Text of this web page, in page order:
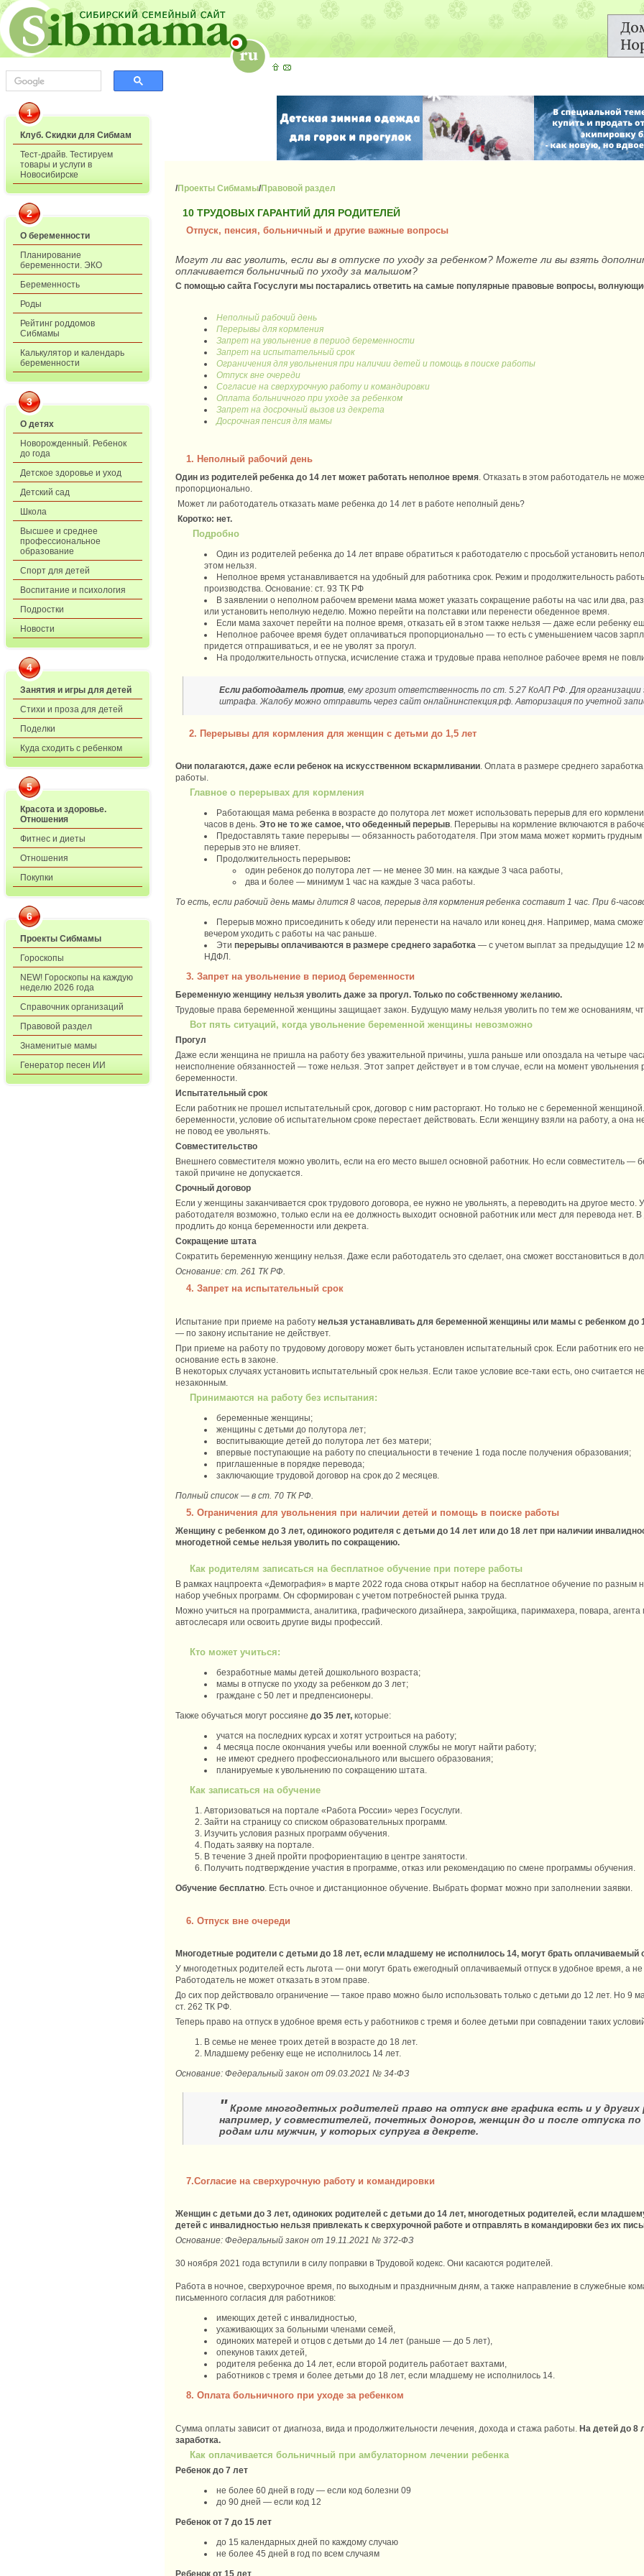
1
Клуб. Скидки для Сибмам
Тест-драйв. Тестируем
товары и услуги в
Новосибирске
2
О беременности
Планирование
беременности. ЭКО
Беременность
Роды
Рейтинг роддомов
Сибмамы
Калькулятор и календарь
беременности
3
О детях
Новорожденный. Ребенок
до года
Детское здоровье и уход
Детский сад
Школа
Высшее и среднее
профессиональное
образование
Спорт для детей
Воспитание и психология
Подростки
Новости
4
Занятия и игры для детей
Стихи и проза для детей
Поделки
Куда сходить с ребенком
5
Красота и здоровье.
Отношения
Фитнес и диеты
Отношения
Покупки
6
Проекты Сибмамы
Гороскопы
NEW! Гороскопы на каждую
неделю 2026 года
Справочник организаций
Правовой раздел
Знаменитые мамы
Генератор песен ИИ
/Проекты Сибмамы/Правовой раздел
10 ТРУДОВЫХ ГАРАНТИЙ ДЛЯ РОДИТЕЛЕЙ
Отпуск, пенсия, больничный и другие важные вопросы
Могут ли вас уволить, если вы в отпуске по уходу за ребенком? Можете ли вы взять
оплачивается больничный по уходу за малышом?
С помощью сайта Госуслуги мы постарались ответить на самые популярные правовые вопросы,
Неполный рабочий день
Перерывы для кормления
Запрет на увольнение в период беременности
Запрет на испытательный срок
Ограничения для увольнения при наличии детей и помощь в поиске работы
Отпуск вне очереди
Согласие на сверхурочную работу и командировки
Оплата больничного при уходе за ребенком
Запрет на досрочный вызов из декрета
Досрочная пенсия для мамы
1. Неполный рабочий день
Один из родителей ребенка до 14 лет может работать неполное время . Отказать в этом работодатель не
пропорционально.
Может ли работодатель отказать маме ребенка до 14 лет в работе неполный день?
Коротко: нет.
Подробно
Один из родителей ребенка до 14 лет вправе обратиться к работодателю с просьбой установить
этом нельзя.
Неполное время устанавливается на удобный для работника срок. Режим и продолжительность
производства. Основание: ст. 93 ТК РФ
В заявлении о неполном рабочем времени мама может указать сокращение работы на час или два,
или установить неполную неделю. Можно перейти на полставки или перенести обеденное время.
Если мама захочет перейти на полное время, отказать ей в этом также нельзя — даже если
Неполное рабочее время будет оплачиваться пропорционально — то есть с уменьшением часов
придется отпрашиваться, и ее не уволят за прогул.
На продолжительность отпуска, исчисление стажа и трудовые права неполное рабочее время не
Если работодатель против , ему грозит ответственность по ст. 5.27 КоАП РФ. Для
штрафа. Жалобу можно отправить через сайт онлайнинспекция.рф. Авторизация по учетной
2. Перерывы для кормления для женщин с детьми до 1,5 лет
Они полагаются, даже если ребенок на искусственном вскармливании. Оплата в размере среднего
работы.
Главное о перерывах для кормления
Работающая мама ребенка в возрасте до полутора лет может использовать перерыв для его
часов в день. Это не то же самое, что обеденный перерыв. Перерывы на кормление включаются в
Предоставлять такие перерывы — обязанность работодателя. При этом мама может кормить
перерыв это не влияет.
Продолжительность перерывов:
один ребенок до полутора лет — не менее 30 мин. на каждые 3 часа работы,
два и более — минимум 1 час на каждые 3 часа работы.
То есть, если рабочий день мамы длится 8 часов, перерыв для кормления ребенка составит 1 час. При 6-
Перерыв можно присоединить к обеду или перенести на начало или конец дня. Например, мама
вечером уходить с работы на час раньше.
Эти перерывы оплачиваются в размере среднего заработка — с учетом выплат за предыдущие 12
НДФЛ.
3. Запрет на увольнение в период беременности
Беременную женщину нельзя уволить даже за прогул. Только по собственному желанию.
Трудовые права беременной женщины защищает закон. Будущую маму нельзя уволить по тем же основаниям,
Вот пять ситуаций, когда увольнение беременной женщины невозможно
Прогул
Даже если женщина не пришла на работу без уважительной причины, ушла раньше или опоздала на четыре
неисполнение обязанностей — тоже нельзя. Этот запрет действует и в том случае, если на момент увольнения
беременности.
Испытательный срок
Если работник не прошел испытательный срок, договор с ним расторгают. Но только не с беременной женщиной.
беременности, условие об испытательном сроке перестает действовать. Если женщину взяли на работу, а она
не повод ее увольнять.
Совместительство
Внешнего совместителя можно уволить, если на его место вышел основной работник. Но если совместитель —
такой причине не допускается.
Срочный договор
Если у женщины заканчивается срок трудового договора, ее нужно не увольнять, а переводить на другое место.
работодателя возможно, только если на ее должность выходит основной работник или мест для перевода нет. В
продлить до конца беременности или декрета.
Сокращение штата
Сократить беременную женщину нельзя. Даже если работодатель это сделает, она сможет восстановиться в
Основание: ст. 261 ТК РФ.
4. Запрет на испытательный срок
Испытание при приеме на работу нельзя устанавливать для беременной женщины или мамы с ребенком до
— по закону испытание не действует.
При приеме на работу по трудовому договору может быть установлен испытательный срок. Если работник его
основание есть в законе.
В некоторых случаях установить испытательный срок нельзя. Если такое условие все-таки есть, оно
незаконным.
Принимаются на работу без испытания:
беременные женщины;
женщины с детьми до полутора лет;
воспитывающие детей до полутора лет без матери;
впервые поступающие на работу по специальности в течение 1 года после получения образования;
приглашенные в порядке перевода;
заключающие трудовой договор на срок до 2 месяцев.
Полный список — в ст. 70 ТК РФ.
5. Ограничения для увольнения при наличии детей и помощь в поиске работы
Женщину с ребенком до 3 лет, одинокого родителя с детьми до 14 лет или до 18 лет при наличии
многодетной семье нельзя уволить по сокращению.
Как родителям записаться на бесплатное обучение при потере работы
В рамках нацпроекта «Демография» в марте 2022 года снова открыт набор на бесплатное обучение по разным
набор учебных программ. Он сформирован с учетом потребностей рынка труда.
Можно учиться на программиста, аналитика, графического дизайнера, закройщика, парикмахера, повара,
автослесаря или освоить другие виды профессий.
Кто может учиться:
безработные мамы детей дошкольного возраста;
мамы в отпуске по уходу за ребенком до 3 лет;
граждане с 50 лет и предпенсионеры.
Также обучаться могут россияне до 35 лет, которые:
учатся на последних курсах и хотят устроиться на работу;
4 месяца после окончания учебы или военной службы не могут найти работу;
не имеют среднего профессионального или высшего образования;
планируемые к увольнению по сокращению штата.
Как записаться на обучение
Авторизоваться на портале «Работа России» через Госуслуги.
Зайти на страницу со списком образовательных программ.
Изучить условия разных программ обучения.
Подать заявку на портале.
В течение 3 дней пройти профориентацию в центре занятости.
Получить подтверждение участия в программе, отказ или рекомендацию по смене программы обучения.
Обучение бесплатно. Есть очное и дистанционное обучение. Выбрать формат можно при заполнении заявки.
6. Отпуск вне очереди
Многодетные родители с детьми до 18 лет, если младшему не исполнилось 14, могут брать оплачиваемый
У многодетных родителей есть льгота — они могут брать ежегодный оплачиваемый отпуск в удобное время, а
Работодатель не может отказать в этом праве.
До сих пор действовало ограничение — такое право можно было использовать только с детьми до 12 лет. Но 9
ст. 262 ТК РФ.
Теперь право на отпуск в удобное время есть у работников с тремя и более детьми при совпадении таких
В семье не менее троих детей в возрасте до 18 лет.
Младшему ребенку еще не исполнилось 14 лет.
Основание: Федеральный закон от 09.03.2021 № 34-ФЗ
" Кроме многодетных родителей право на отпуск вне графика есть и у
например, у совместителей, почетных доноров, женщин до и после отпуска
родам или мужчин, у которых супруга в декрете.
7.Согласие на сверхурочную работу и командировки
Женщин с детьми до 3 лет, одиноких родителей с детьми до 14 лет, многодетных родителей, если
детей с инвалидностью нельзя привлекать к сверхурочной работе и отправлять в командировки без их
Основание: Федеральный закон от 19.11.2021 № 372-ФЗ
30 ноября 2021 года вступили в силу поправки в Трудовой кодекс. Они касаются родителей.
Работа в ночное, сверхурочное время, по выходным и праздничным дням, а также направление в служебные
письменного согласия для работников:
имеющих детей с инвалидностью,
ухаживающих за больными членами семей,
одиноких матерей и отцов с детьми до 14 лет (раньше — до 5 лет),
опекунов таких детей,
родителя ребенка до 14 лет, если второй родитель работает вахтами,
работников с тремя и более детьми до 18 лет, если младшему не исполнилось 14.
8. Оплата больничного при уходе за ребенком
Сумма оплаты зависит от диагноза, вида и продолжительности лечения, дохода и стажа работы. На детей до 8
заработка.
Как оплачивается больничный при амбулаторном лечении ребенка
Ребенок до 7 лет
не более 60 дней в году — если код болезни 09
до 90 дней — если код 12
Ребенок от 7 до 15 лет
до 15 календарных дней по каждому случаю
не более 45 дней в год по всем случаям
Ребенок от 15 лет